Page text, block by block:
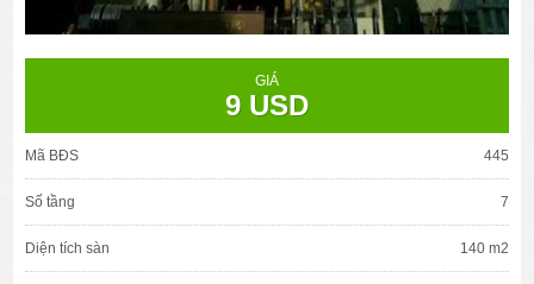
GIÁ
9 USD
Mã BĐS 445
Số tầng 7
Diện tích sàn 140 m2